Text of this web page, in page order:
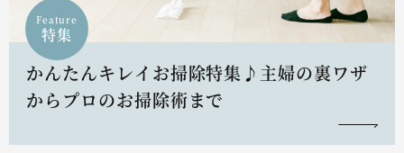
Feature
特集
かんたんキレイお掃除特集♪主婦の裏ワザ
からプロのお掃除術まで